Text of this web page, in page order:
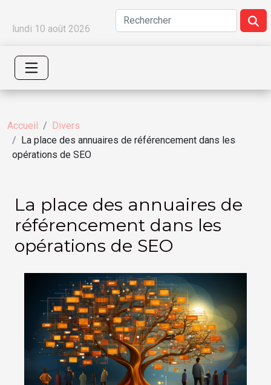
lundi 10 août 2026
Accueil
Divers
La place des annuaires de référencement dans les
opérations de SEO
La place des annuaires de
référencement dans les
opérations de SEO